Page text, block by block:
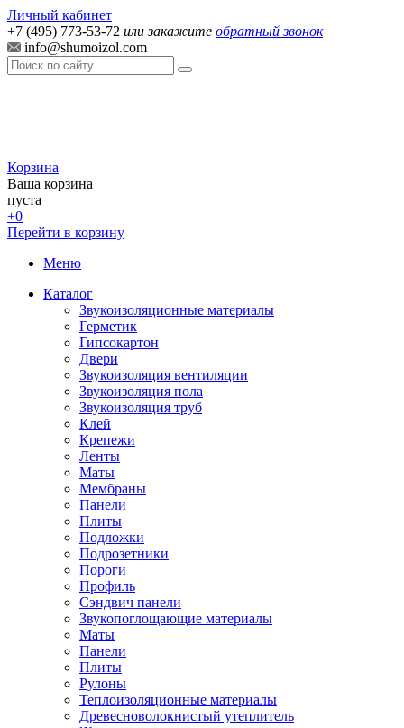
Личный кабинет
+7 (495) 773-53-72 или закажите обратный звонок
info@shumoizol.com
Корзина
Ваша корзина
пуста
+0
Перейти в корзину
Меню
Каталог
Звукоизоляционные материалы
Герметик
Гипсокартон
Двери
Звукоизоляция вентиляции
Звукоизоляция пола
Звукоизоляция труб
Клей
Крепежи
Ленты
Маты
Мембраны
Панели
Плиты
Подложки
Подрозетники
Пороги
Профиль
Сэндвич панели
Звукопоглощающие материалы
Маты
Панели
Плиты
Рулоны
Теплоизоляционные материалы
Древесноволокнистый утеплитель